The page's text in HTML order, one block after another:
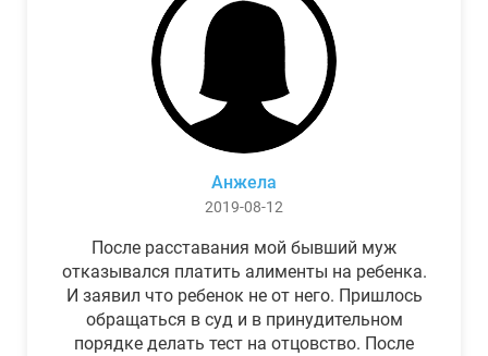
Анжела
2019-08-12
После расставания мой бывший муж
отказывался платить алименты на ребенка.
И заявил что ребенок не от него. Пришлось
обращаться в суд и в принудительном
порядке делать тест на отцовство. После